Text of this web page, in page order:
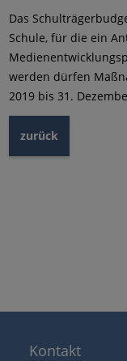
Das
Schule, für die ein
werden dürfen
2019 bis 31.
zurück
Kontakt